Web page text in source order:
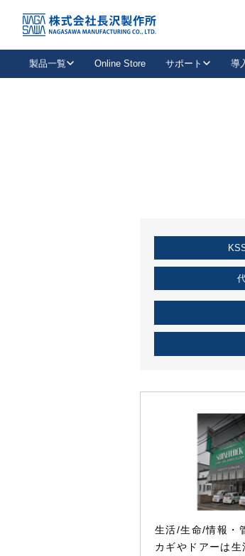
製品一覧
キーレックスを品番からお探しいただけます。
Online Store サポート
取扱店情報
お役立ち情報
導
KSS加盟店・取扱店情報
店舗一覧
生活/生命/情報・
カギやドアーは